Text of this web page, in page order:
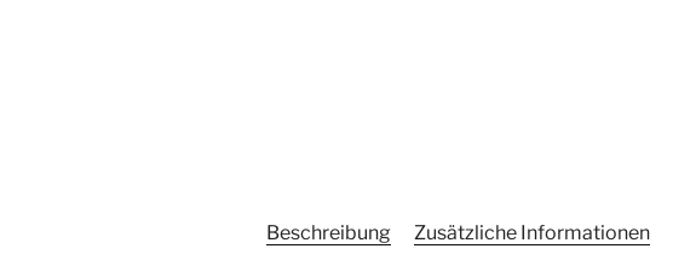
Beschreibung Zusätzliche Informationen